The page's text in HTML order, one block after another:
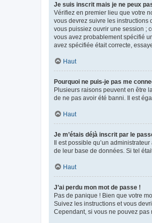
Je suis inscrit mais je ne peux
Vérifiez en premier lieu que votre
vous devrez suivre les instructions
vous puissiez ouvrir une session ;
vous avez probablement spécifié
avez spécifiée était correcte,
Haut
Pourquoi ne puis-je pas me
Plusieurs raisons peuvent en être
de ne pas avoir été banni. Il est
Haut
Je m’étais déjà inscrit par le
Il est possible qu’un
de leur base de données. Si tel
Haut
J’ai perdu mon mot de passe !
Pas de panique ! Bien que votre
Suivez les instructions et vous
Cependant, si vous ne pouvez pas